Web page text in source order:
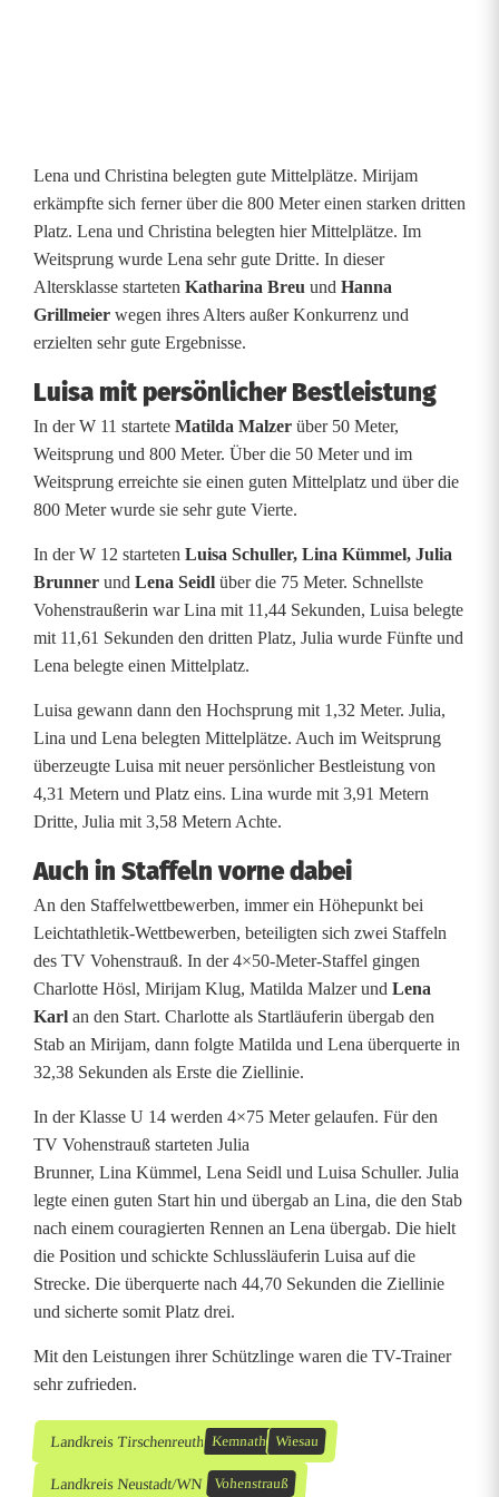
s
t
e
r
s
h
a
f
t
e
n
i
n
V
o
e
n
s
t
r
u
ß
Lena und Christina belegten gute Mittelplätze. Mirijam
erkämpfte sich ferner über die 800 Meter einen starken dritten
Platz. Lena und Christina belegten hier Mittelplätze. Im
Weitsprung wurde Lena sehr gute Dritte. In dieser
Altersklasse starteten Katharina Breu und Hanna
Grillmeier wegen ihres Alters außer Konkurrenz und
erzielten sehr gute Ergebnisse.
Luisa mit persönlicher Bestleistung
In der W 11 startete Matilda Malzer über 50 Meter,
Weitsprung und 800 Meter. Über die 50 Meter und im
Weitsprung erreichte sie einen guten Mittelplatz und über die
800 Meter wurde sie sehr gute Vierte.
In der W 12 starteten Luisa Schuller, Lina Kümmel, Julia
Brunner und Lena Seidl über die 75 Meter. Schnellste
Vohenstraußerin war Lina mit 11,44 Sekunden, Luisa belegte
mit 11,61 Sekunden den dritten Platz, Julia wurde Fünfte und
Lena belegte einen Mittelplatz.
Luisa gewann dann den Hochsprung mit 1,32 Meter. Julia,
Lina und Lena belegten Mittelplätze. Auch im Weitsprung
überzeugte Luisa mit neuer persönlicher Bestleistung von
4,31 Metern und Platz eins. Lina wurde mit 3,91 Metern
Dritte, Julia mit 3,58 Metern Achte.
Auch in Staffeln vorne dabei
An den Staffelwettbewerben, immer ein Höhepunkt bei
Leichtathletik-Wettbewerben, beteiligten sich zwei Staffeln
des TV Vohenstrauß. In der 4×50-Meter-Staffel gingen
Charlotte Hösl, Mirijam Klug, Matilda Malzer und Lena
Karl an den Start. Charlotte als Startläuferin übergab den
Stab an Mirijam, dann folgte Matilda und Lena überquerte in
32,38 Sekunden als Erste die Ziellinie.
In der Klasse U 14 werden 4×75 Meter gelaufen. Für den
TV Vohenstrauß starteten Julia
Brunner, Lina Kümmel, Lena Seidl und Luisa Schuller. Julia
legte einen guten Start hin und übergab an Lina, die den Stab
nach einem couragierten Rennen an Lena übergab. Die hielt
die Position und schickte Schlussläuferin Luisa auf die
Strecke. Die überquerte nach 44,70 Sekunden die Ziellinie
und sicherte somit Platz drei.
Mit den Leistungen ihrer Schützlinge waren die TV-Trainer
sehr zufrieden.
Landkreis Tirschenreuth Kemnath Wiesau
Landkreis Neustadt/WN Vohenstrauß